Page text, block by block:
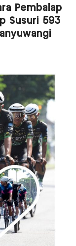
Pembalap
Susuri 593